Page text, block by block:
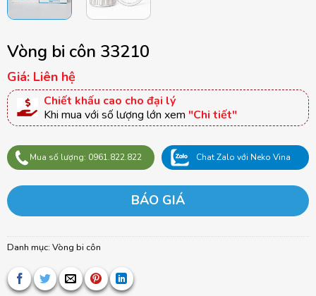
Vòng bi côn 33210
Giá: Liên hệ
Chiết khấu cao cho đại lý
Khi mua với số lượng lớn xem "Chi tiết"
Mua số lượng: 0961.822.822 Chat Zalo với Neko Vina
BÁO GIÁ
Danh mục: Vòng bi côn